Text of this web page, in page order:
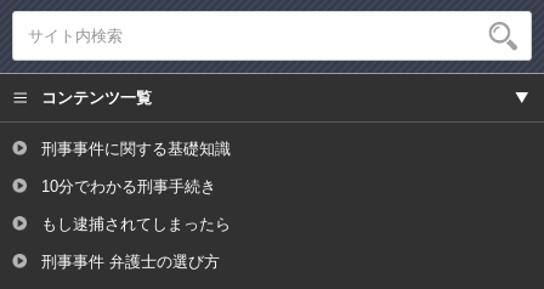
コンテンツ一覧
刑事事件に関する基礎知識
10分でわかる刑事手続き
もし逮捕されてしまったら
刑事事件 弁護士の選び方